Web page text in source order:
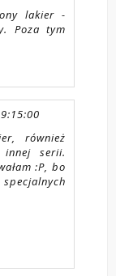
lakier -
Poza tym
również
serii.
:P, bo